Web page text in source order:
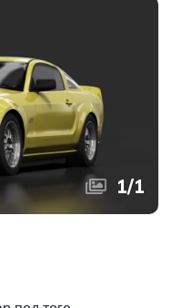
1/1